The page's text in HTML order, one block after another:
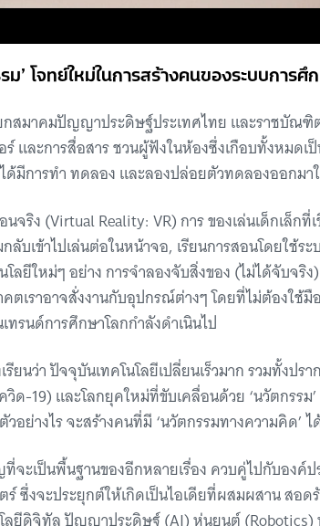
’ โจทย์ใหม่ในการสร้างคนของระบบการศึ
สมาคมปัญญาประดิษฐ์ประเทศไทย และราชบัณฑิ
และการสื่อสาร ชวนผู้ฟังในห้องซึ่งเกือบทั้งหมดเ
มีการทำ ทดลอง และลองปล่อยตัวทดลองออกมา
จริง (Virtual Reality: VR) การ ของเล่นเด็กเล็กที่
บเข้าไปเล่นต่อในหน้าจอ, เรียนการสอนโดยใช้ร
ลยีใหม่ๆ อย่าง การจำลองจับสิ่งของ (ไม่ได้จับจริง
ตเราอาจสั่งงานกับอุปกรณ์ต่างๆ โดยที่ไม่ต้องใช้
ทรนด์การศึกษาโลกกำลังดำเนินไป
ยนว่า ปัจจุบันเทคโนโลยีเปลี่ยนเร็วมาก รวมทั้งปร
วิด-19) และโลกยุคใหม่ที่ขับเคลื่อนด้วย ‘นวัตกรร
ย่างไร จะสร้างคนที่มี ‘นวัตกรรมทางความคิด’ ไ
ะเป็นพื้นฐานของอีกหลายเรื่อง ควบคู่ไปกับองค์ป
ร์ ซึ่งจะประยุกต์ให้เกิดเป็นไอเดียที่ผสมผสาน สอด
โลยีดิจิทัล ปัญญาประดิษฐ์ (AI) หุ่นยนต์